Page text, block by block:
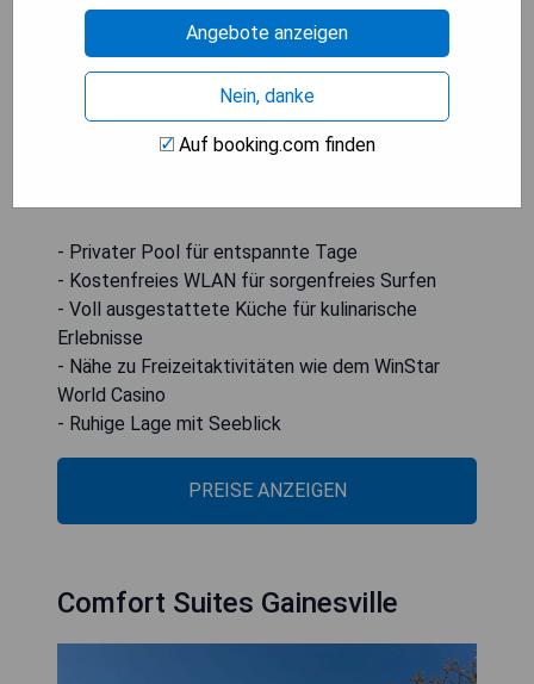
klimatisierte Unterkunft umfasst zudem einen
Ankleideraum und einen Kamin. Für zusätzliche
Privatsphäre gibt es einen eigenen Eingang und
schalldichte Wände. Im Freien steht ein
Picknickbereich zur Verfügung, um die Natur zu
- Privater Pool für entspannte Tage
- Kostenfreies WLAN für sorgenfreies Surfen
- Voll ausgestattete Küche für kulinarische
Erlebnisse
- Nähe zu Freizeitaktivitäten wie dem WinStar
World Casino
- Ruhige Lage mit Seeblick
PREISE ANZEIGEN
Comfort Suites Gainesville
Angebote anzeigen
Nein, danke
Auf booking.com finden